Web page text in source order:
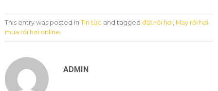
This entry was posted in Tin tức and tagged đặt rối hơi May rối hơi
mua rối hơi online
ADMIN